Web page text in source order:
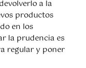
a la
productos
en los
la prudencia es
regular y poner